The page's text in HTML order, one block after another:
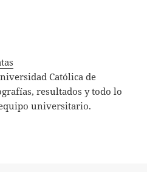
Católica de
resultados y todo lo
universitario.